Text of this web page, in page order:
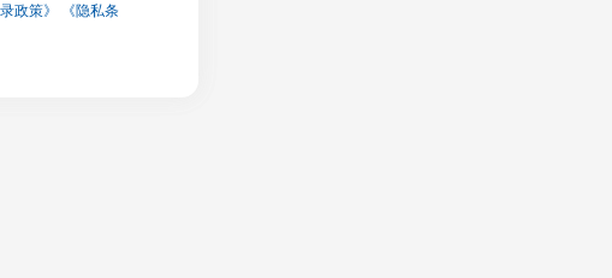
录政策》
《隐私条